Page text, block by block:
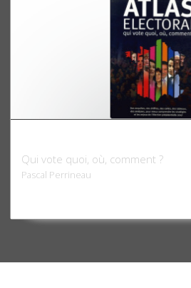
Qui vote quoi, où, comment ?
Pascal Perrineau